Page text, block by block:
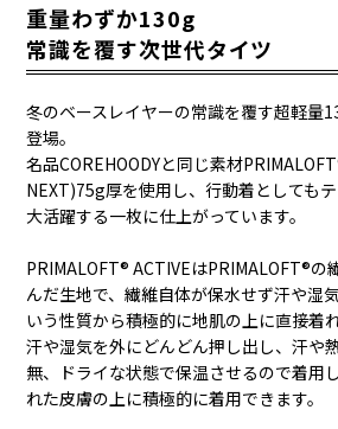
重量わずか130g
常識を覆す次世代タイツ
冬のベースレイヤーの常識を覆す超軽量
登場。
名品COREHOODYと同じ素材
NEXT)75g厚を使用し、行動着としても
大活躍する一枚に仕上がっています。
PRIMALOFT® ACTIVEはPRIMALOFT®の
んだ生地で、繊維自体が保水せず汗や湿
いう性質から積極的に地肌の上に直接着
汗や湿気を外にどんどん押し出し、汗や
無、ドライな状態で保温させるので着用
れた皮膚の上に積極的に着用できます。